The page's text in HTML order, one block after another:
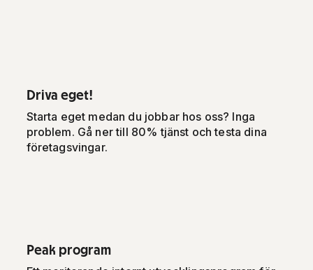
Driva eget!
Starta eget medan du jobbar hos oss? Inga
problem. Gå ner till 80% tjänst och testa dina
företagsvingar.
Peak program